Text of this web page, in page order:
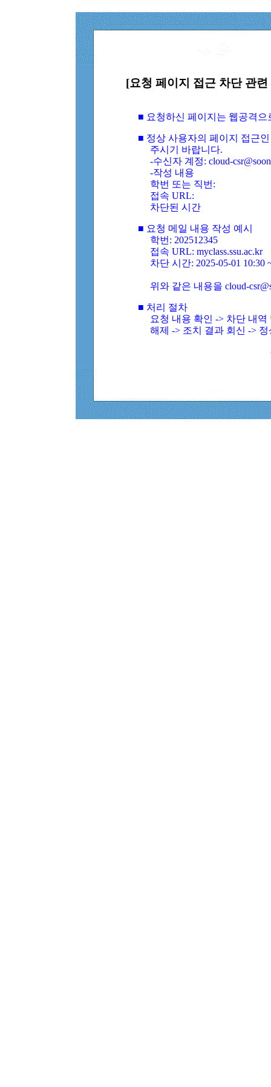
[요청 페이지 접근 차단 관
■ 요청하신 페이지는 웹공격
■ 정상 사용자의 페이지 접근
주시기 바랍니다.
-수신자 계정: cloud-
-작성 내용
학번 또는 직번:
접속 URL:
차단된 시간
■ 요청 메일 내용 작성 예시
학번: 202512345
접속 URL: myclass.ssu.ac.kr
차단 시간: 2025-05-01 10:30
위와 같은 내용을 cloud-
■ 처리 절차
요청 내용 확인 -> 차단 내
해제 -> 조치 결과 회신 ->